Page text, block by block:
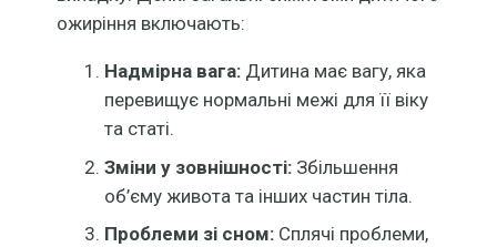
ожиріння включають:
Надмірна вага:Дитина має вагу, яка
перевищує нормальні межі для її віку
та статі.
Зміни у зовнішності:Збільшення
об’єму живота та інших частин тіла.
Проблеми зі сном:Сплячі проблеми,